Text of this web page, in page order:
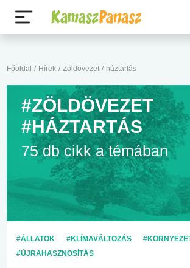
Főoldal / Hírek / Zöldövezet / háztartás
#ZÖLDÖVEZET
#HÁZTARTÁS
75 db cikk a témában
#ÁLLATOK #KLÍMAVÁLTOZÁS
#ÚJRAHASZNOSÍTÁS